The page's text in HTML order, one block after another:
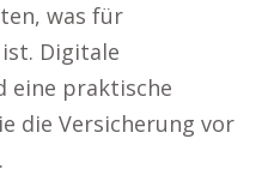
was für
Digitale
eine praktische
die Versicherung vor